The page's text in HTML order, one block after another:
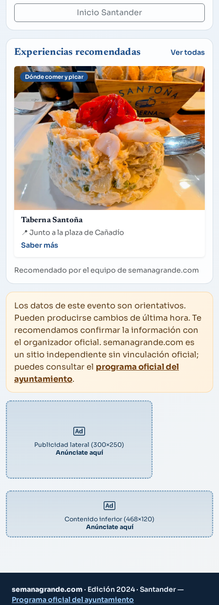
Inicio Santander
Experiencias recomendadas Ver todas
Dónde comer y picar
Taberna Santoña
📍 Junto a la plaza de Cañadío
Saber más
Recomendado por el equipo de semanagrande.com
Los datos de este evento son orientativos.
Pueden producirse cambios de última hora. Te
recomendamos confirmar la información con
el organizador oficial. semanagrande.com es
un sitio independiente sin vinculación oficial;
puedes consultar el programa oficial del
ayuntamiento.
Publicidad lateral (300×250)
Anúnciate aquí
Contenido inferior (468×120)
Anúnciate aquí
semanagrande.com· Edición 2024 · Santander —
Programa oficial del ayuntamiento